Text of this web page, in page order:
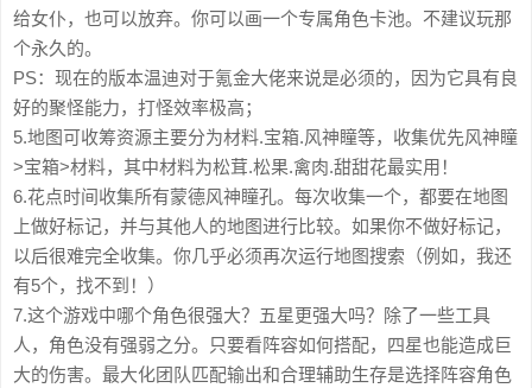
给女仆，也可以放弃。你可以画一个专属角色卡池。不建议玩那
个永久的。
PS：现在的版本温迪对于氪金大佬来说是必须的，因为它具有良
好的聚怪能力，打怪效率极高；
5.地图可收筹资源主要分为材料.宝箱.风神瞳等，收集优先风神瞳
>宝箱>材料，其中材料为松茸.松果.禽肉.甜甜花最实用！
6.花点时间收集所有蒙德风神瞳孔。每次收集一个，都要在地图
上做好标记，并与其他人的地图进行比较。如果你不做好标记，
以后很难完全收集。你几乎必须再次运行地图搜索（例如，我还
有5个，找不到！）
7.这个游戏中哪个角色很强大？五星更强大吗？除了一些工具
人，角色没有强弱之分。只要看阵容如何搭配，四星也能造成巨
大的伤害。最大化团队匹配输出和合理辅助生存是选择阵容角色